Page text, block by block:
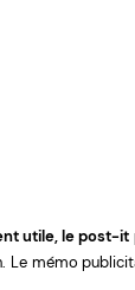
utile, le post-
mémo